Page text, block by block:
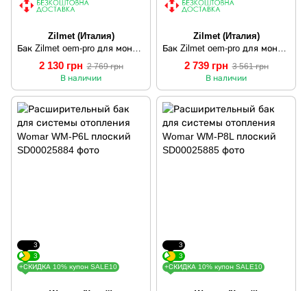
Zilmet (Италия)
2 130 грн 2 769 грн
В наличии
Zilmet (Италия)
2 739 грн 3 561 грн
В наличии
3
3
+СКИДКА 10% купон SALE10
3
3
+СКИДКА 10% купон SALE10